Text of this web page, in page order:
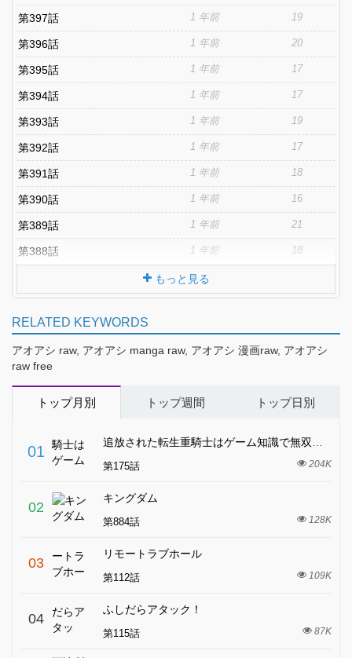
第397話 1 年前 19
第396話 1 年前 20
第395話 1 年前 17
第394話 1 年前 17
第393話 1 年前 19
第392話 1 年前 17
第391話 1 年前 18
第390話 1 年前 16
第389話 1 年前 21
第388話 1 年前 18
もっと見る
RELATED KEYWORDS
アオアシ raw, アオアシ manga raw, アオアシ 漫画raw, アオアシ
raw free
トップ月別 トップ週間 トップ日別
01
追放された転生重騎士はゲーム知識で無双する
第175話 204K
02
キングダム
第884話 128K
03
リモートラブホール
第112話 109K
04
ふしだらアタック！
第115話 87K